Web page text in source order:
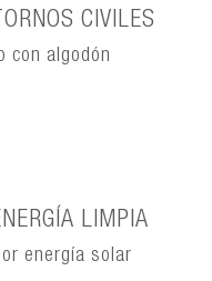
CIVILES
con algodón
LIMPIA
energía solar